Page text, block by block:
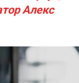
Алекс